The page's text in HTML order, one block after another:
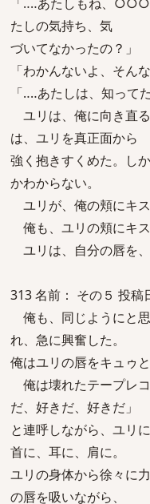
たしの気持ち、気
づいてなかったの？」
「わかんないよ、そんな
「‥‥あたしは、知って
ユリは、俺に向き直
は、ユリを真正面から
強く抱きすくめた。し
かわからない。
ユリが、俺の頬にキス
俺も、ユリの頬にキス
ユリは、自分の唇を
313 名前： その５ 投
俺も、同じようにと
れ、急に興奮した。
俺はユリの唇をキュゥと
俺は壊れたテープレ
だ、好きだ、好きだ」
と連呼しながら、ユリ
首に、耳に、肩に。
ユリの身体から徐々に
の唇を吸いながら、